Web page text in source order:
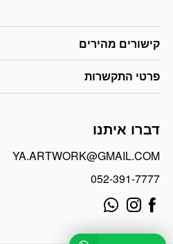
קישורים מהירים
פרטי התקשרות
דברו איתנו
YA.ARTWORK@GMAIL.COM
052-391-7777